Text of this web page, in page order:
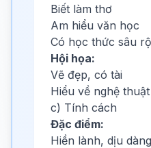
Biết làm thơ
Am hiểu văn học
Có học thức sâu
Hội họa:
Vẽ đẹp, có tài
Hiểu về nghệ thuật
c) Tính cách
Đặc điểm:
Hiền lành, dịu dàng